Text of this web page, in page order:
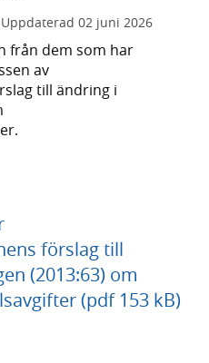
Uppdaterad 02 juni 2026
från dem som har
av
till ändring i
förslag till
(2013:63) om
(pdf 153 kB)